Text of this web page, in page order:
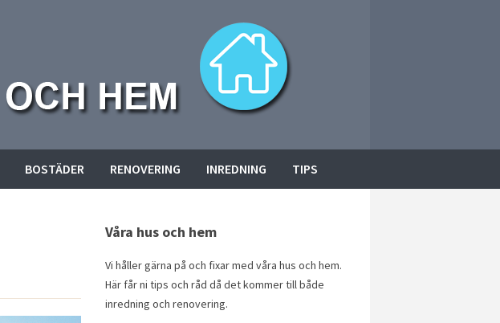
BOSTÄDER RENOVERING INREDNING TIPS
Våra hus och hem
Vi håller gärna på och fixar med våra hus och hem.
Här får ni tips och råd då det kommer till både
inredning och renovering.